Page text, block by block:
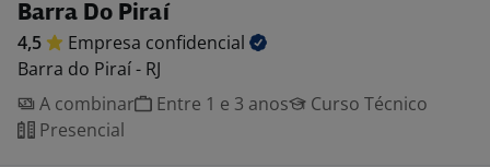
Barra Do Piraí
4,5 Empresa confidencial
Barra do Piraí - RJ
A combinar
Entre 1 e 3 anos
Curso Técnico
Presencial